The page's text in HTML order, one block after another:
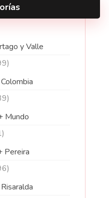
y Valle
Mundo
Pereira